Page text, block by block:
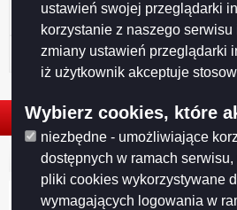
ustawień swojej przeglądarki
korzystanie z naszego
zmiany ustawień przeglądarki
iż użytkownik akceptuje
Wybierz cookies, które
niezbędne - umożliwiające
dostępnych w ramach
pliki cookies wykorzystywane
wymagających logowania w
Historia strony
© 2026. Urząd Miejski w Suwałkach. Wszystkie